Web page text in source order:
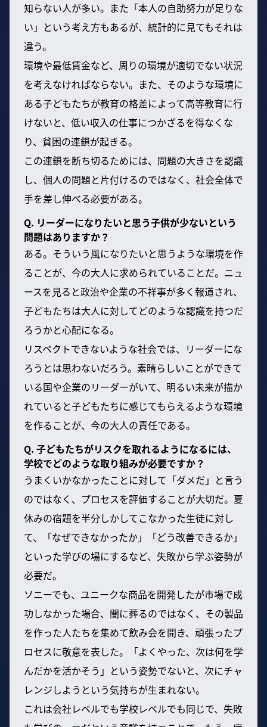
知らない人が多い。また「本人の自助努力が足りな
い」という考え方もあるが、統計的に見てもそれは
違う。
環境や最低賃金など、周りの環境が適切でない状況
を考えなければならない。また、そのような環境に
ある子どもたちが教育の格差によって高等教育に行
けないと、低い収入の仕事につかざるを得なくな
り、貧困の連鎖が起きる。
この連鎖を断ち切るためには、問題の大きさを認識
し、個人の問題と片付けるのではなく、社会全体で
手を差し伸べる必要がある。
Q. リーダーになりたいと思う子供が少ないという
問題はありますか？
ある。そういう風になりたいと思うような環境を作
ることが、今の大人に求められていることだ。ニュ
ースを見ると政治や企業の不祥事が多く報道され、
子どもたちは大人に対してどのような認識を持つだ
ろうかと心配になる。
リスペクトできないような社会では、リーダーにな
ろうとは思わないだろう。素晴らしいことができて
いる国や企業のリーダーがいて、明るい未来が描か
れていると子どもたちに感じてもらえるような環境
を作ることが、今の大人の責任である。
Q. 子どもたちがリスクを取れるようになるには、
学校でどのような取り組みが必要ですか？
うまくいかなかったことに対して「ダメだ」と言う
のではなく、プロセスを評価することが大切だ。夏
休みの宿題を半分しかしてこなかった生徒に対し
て、「なぜできなかったか」「どう改善できるか」
といった学びの場にするなど、失敗から学ぶ姿勢が
必要だ。
ソニーでも、ユニークな商品を開発したが市場で成
功しなかった場合、闇に葬るのではなく、その製品
を作った人たちを集めて飲み会を開き、頑張ったプ
ロセスに敬意を表した。「よくやった、次は何を学
んだかを活かそう」という姿勢でないと、次にチャ
レンジしようという気持ちが生まれない。
これは会社レベルでも学校レベルでも同じで、失敗